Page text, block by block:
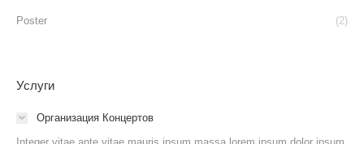
Poster (2)
Услуги
Организация Концертов